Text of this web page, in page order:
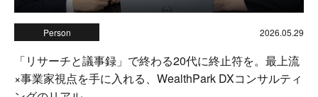
Person 2026.05.29
「リサーチと議事録」で終わる20代に終止符を。最上流
×事業家視点を手に入れる、WealthPark DXコンサルティ